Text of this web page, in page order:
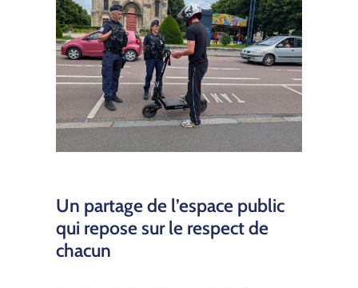
Un partage de l’espace public
qui repose sur le respect de
chacun